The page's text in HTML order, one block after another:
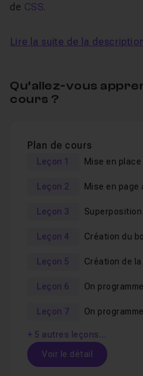
de CSS.
Au programme
mise en place une
comment déclencher
au JavaScript Moderne, au
comment griser le reste
ou application,
ce n'est pas tout ! Nous
l'apparition ainsi que la
L'objectif de cetexercice
de bien comprendre toute
afin de pouvoir le reproduire
Lire la suite de la
Qu’allez-vous
cours ?
Plan de cours
Leçon 1 Mise en place
Leçon 2
Leçon 3
Leçon 4
Leçon 5 Création de
Leçon 6 On
Leçon 7
+ 5 autres leçons…
Voir le détail